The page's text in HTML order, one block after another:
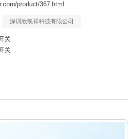
product/367.html
深圳欣凯祥科技有限公司
关
关